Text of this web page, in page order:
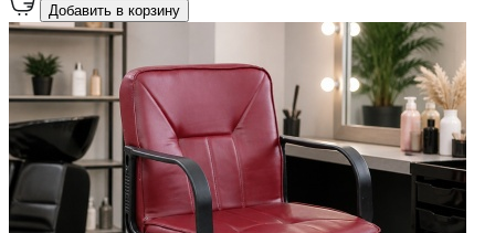
Добавить в корзину